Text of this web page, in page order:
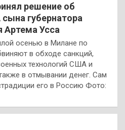
решение об
губернатора
Артема Усса
осенью в Милане по
в обходе санкций,
технологий США и
в отмывании денег. Сам
его в Россию Фото: